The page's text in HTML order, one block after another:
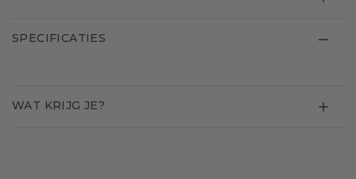
SPECIFICATIES
WAT KRIJG JE?